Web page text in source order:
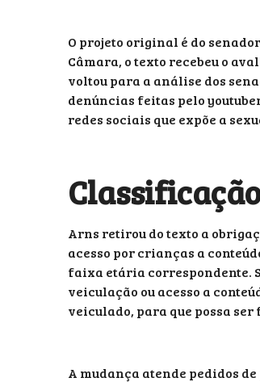
O projeto original é do
Câmara, o texto recebeu o
voltou para a análise dos
denúncias feitas pelo
redes sociais que expõe a
Arns retirou do texto a
acesso por crianças a
faixa etária correspondente.
veiculação ou acesso a
veiculado, para que possa
A mudança atende pedidos